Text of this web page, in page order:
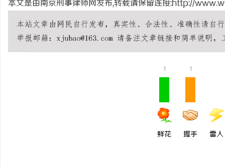
本文是由南京刑事律师网发布,转载请保留连接:http://
1
鲜花
1
握手 雷人